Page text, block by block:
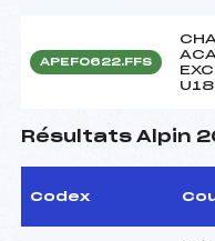
APEF0622.FFS
Résultats Alpin
Codex